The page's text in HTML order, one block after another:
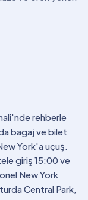
rehberle
bagaj ve bilet
York'a uçuş.
giriş 15:00 ve
New York
Central Park,